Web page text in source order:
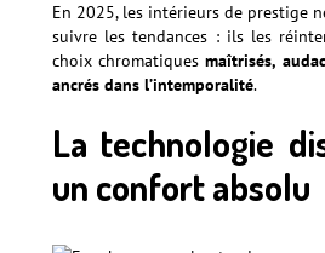
En 2025, les intérieurs de prestige
suivre les tendances : ils les
choix chromatiquesmaîtrisés,
ancrés dans l’intemporalité.
La technologie
un confort absolu